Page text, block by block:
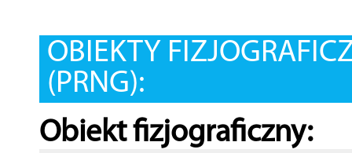
OBIEKTY
(PRNG):
Obiekt fizjograficzny: